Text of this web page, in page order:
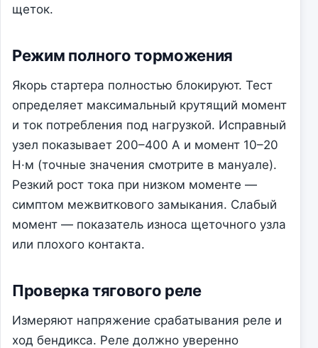
щеток.
Режим полного торможения
Якорь стартера полностью блокируют. Тест
определяет максимальный крутящий момент
и ток потребления под нагрузкой. Исправный
узел показывает 200–400 А и момент 10–20
Н·м (точные значения смотрите в мануале).
Резкий рост тока при низком моменте —
симптом межвиткового замыкания. Слабый
момент — показатель износа щеточного узла
или плохого контакта.
Проверка тягового реле
Измеряют напряжение срабатывания реле и
ход бендикса. Реле должно уверенно